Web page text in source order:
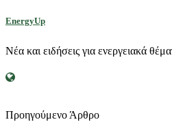
EnergyUp
Νέα και ειδήσεις για ενεργειακά
Προηγούμενο Άρθρο